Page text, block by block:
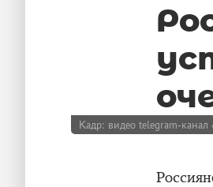
Кадр: видео telegram-